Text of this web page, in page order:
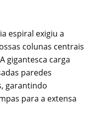
espiral exigiu a
colunas centrais
gigantesca carga
paredes
garantindo
para a extensa